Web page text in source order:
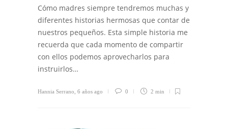
Cómo madres siempre tendremos muchas y
diferentes historias hermosas que contar de
nuestros pequeños. Esta simple historia me
recuerda que cada momento de compartir
con ellos podemos aprovecharlos para
instruirlos…
Hannia Serrano 6 años ago 0 2 min